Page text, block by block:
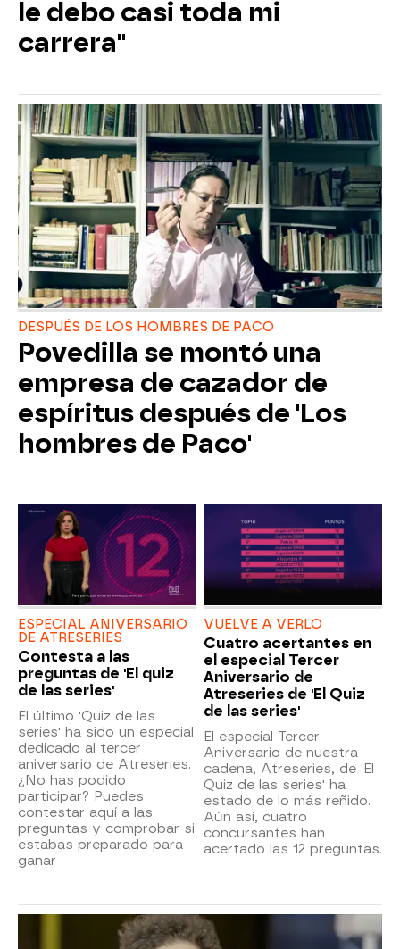
le debo casi toda mi
carrera"
DESPUÉS DE LOS HOMBRES DE PACO
Povedilla se montó una
empresa de cazador de
espíritus después de 'Los
hombres de Paco'
ESPECIAL ANIVERSARIO
DE ATRESERIES
Contesta a las
preguntas de 'El quiz
de las series'
El último 'Quiz de las
series' ha sido un especial
dedicado al tercer
aniversario de Atreseries.
¿No has podido
participar? Puedes
contestar aquí a las
preguntas y comprobar si
estabas preparado para
ganar
VUELVE A VERLO
Cuatro acertantes en
el especial Tercer
Aniversario de
Atreseries de 'El Quiz
de las series'
El especial Tercer
Aniversario de nuestra
cadena, Atreseries, de 'El
Quiz de las series' ha
estado de lo más reñido.
Aún así, cuatro
concursantes han
acertado las 12 preguntas.